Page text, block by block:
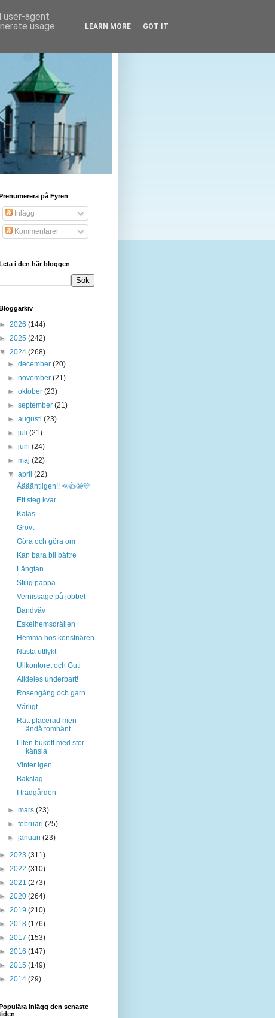
på Fyren
Inlägg
Kommentarer
i den här bloggen
► 2026 (144)
► 2025 (242)
▼ 2024 (268)
►december(20)
►november(21)
►oktober(23)
►september(21)
►augusti(23)
►juli(21)
►juni(24)
►maj(22)
▼april(22)
Ääääntligen!! 🌞👍😄💛
Ett steg kvar
Kalas
Grovt
Göra och göra om
Kan bara bli bättre
Längtan
Stilig pappa
Vernissage på jobbet
Bandväv
Eskelhemsdrällen
Hemma hos konstnären
Nästa utflykt
Ullkontoret och Guti
Alldeles underbart!
Rosengång och garn
Vårligt
Rätt placerad men
ändå tomhänt
Liten bukett med stor
känsla
Vinter igen
Bakslag
I trädgården
►mars(23)
►februari(25)
►januari(23)
► 2023 (311)
► 2022 (310)
► 2021 (273)
► 2020 (264)
► 2019 (210)
► 2018 (176)
► 2017 (153)
► 2016 (147)
► 2015 (149)
► 2014 (29)
inlägg den senaste
user-agent
usage
LEARN MORE GOT IT